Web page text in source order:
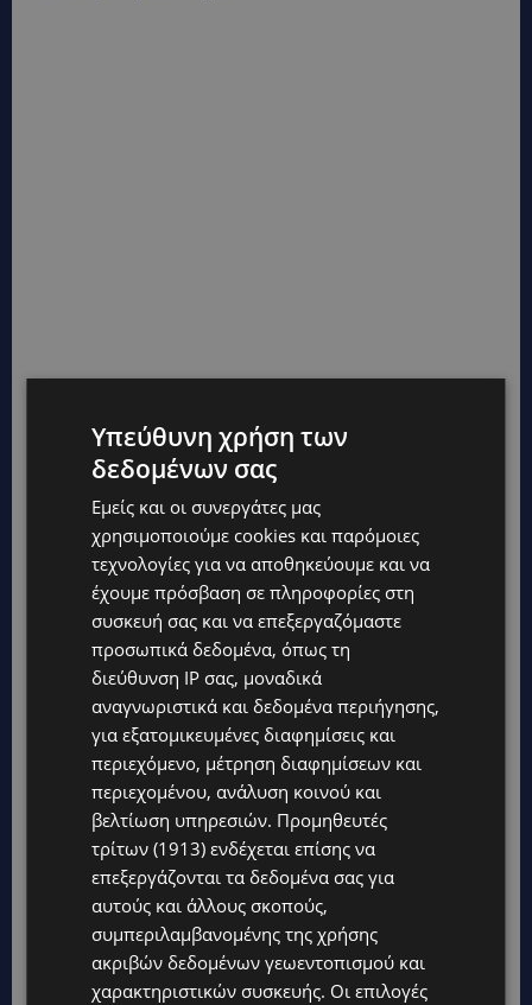
Υπεύθυνη χρήση των
δεδομένων σας
Εμείς και οι συνεργάτες μας
χρησιμοποιούμε cookies και παρόμοιες
τεχνολογίες για να αποθηκεύουμε και να
έχουμε πρόσβαση σε πληροφορίες στη
συσκευή σας και να επεξεργαζόμαστε
προσωπικά δεδομένα, όπως τη
διεύθυνση IP σας, μοναδικά
αναγνωριστικά και δεδομένα περιήγησης,
για εξατομικευμένες διαφημίσεις και
περιεχόμενο, μέτρηση διαφημίσεων και
περιεχομένου, ανάλυση κοινού και
βελτίωση υπηρεσιών. Προμηθευτές
τρίτων (1913) ενδέχεται επίσης να
επεξεργάζονται τα δεδομένα σας για
αυτούς και άλλους σκοπούς,
συμπεριλαμβανομένης της χρήσης
ακριβών δεδομένων γεωεντοπισμού και
χαρακτηριστικών συσκευής. Οι επιλογές